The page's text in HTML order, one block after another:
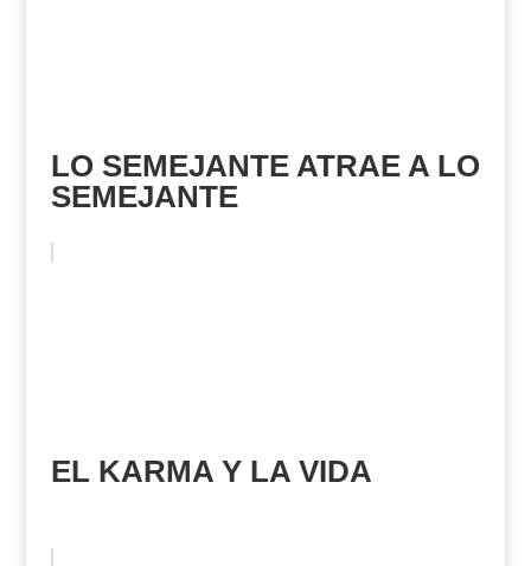
LO SEMEJANTE ATRAE A LO
SEMEJANTE
EL KARMA Y LA VIDA